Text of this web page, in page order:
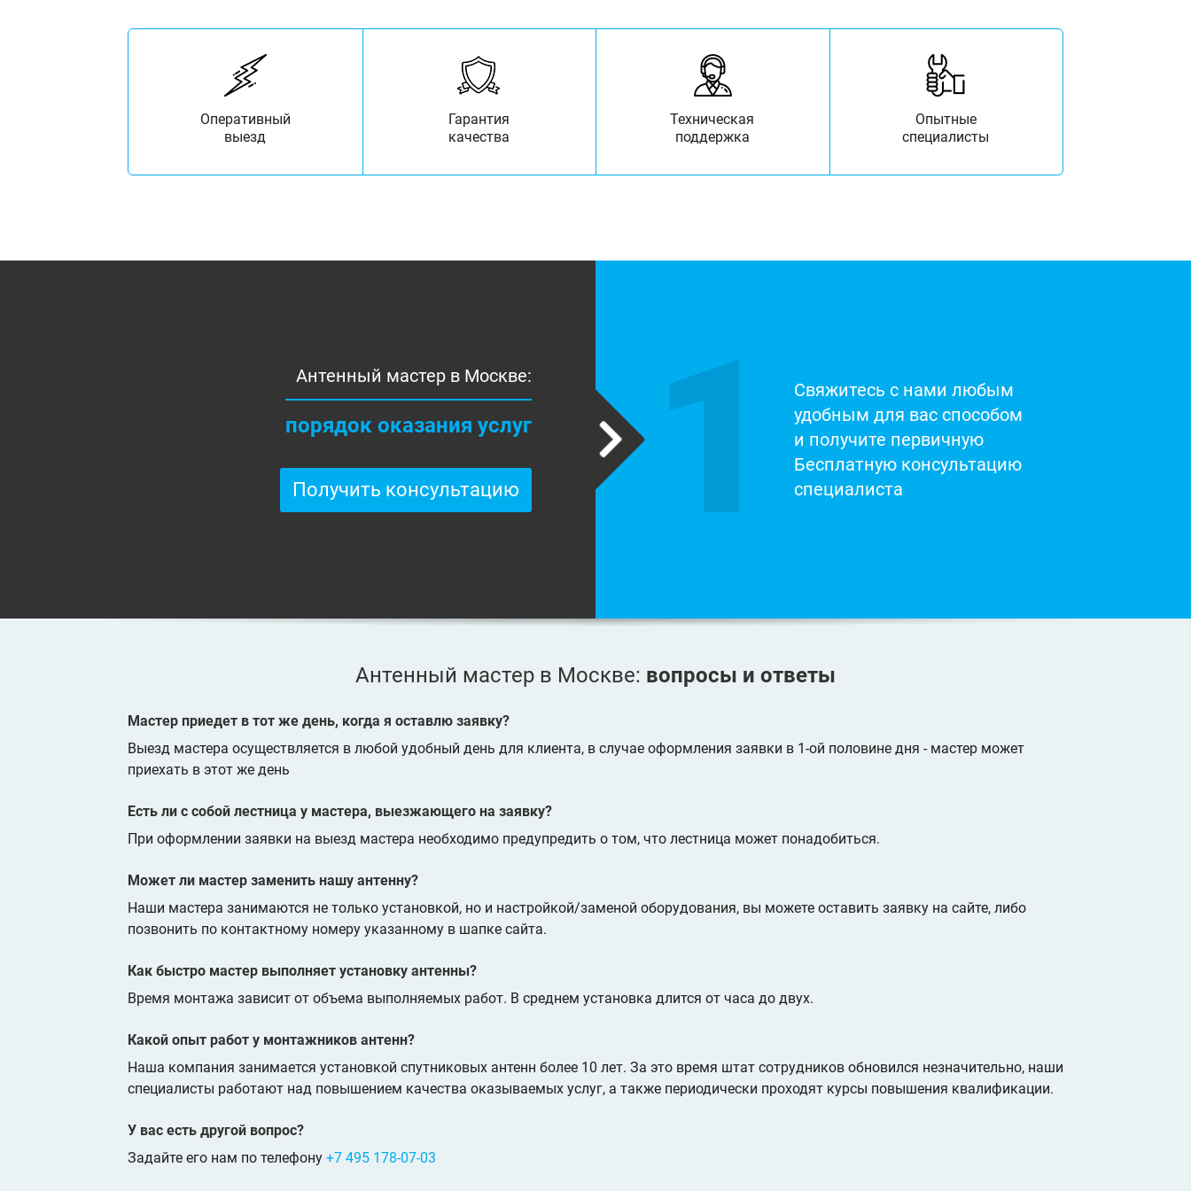
Оперативный
выезд
Гарантия
качества
Техническая
поддержка
Опытные
специалисты
Антенный мастер в Москве:
порядок оказания услуг
Получить консультацию 1
Свяжитесь с нами любым
удобным для вас способом
и получите первичную
Бесплатную консультацию
специалиста
Антенный мастер в Москве: вопросы и ответы
Мастер приедет в тот же день, когда я оставлю заявку?
Выезд мастера осуществляется в любой удобный день для клиента, в случае оформления заявки в 1-ой половине дня - мастер может
приехать в этот же день
Есть ли с собой лестница у мастера, выезжающего на заявку?
При оформлении заявки на выезд мастера необходимо предупредить о том, что лестница может понадобиться.
Может ли мастер заменить нашу антенну?
Наши мастера занимаются не только установкой, но и настройкой/заменой оборудования, вы можете оставить заявку на сайте, либо
позвонить по контактному номеру указанному в шапке сайта.
Как быстро мастер выполняет установку антенны?
Время монтажа зависит от объема выполняемых работ. В среднем установка длится от часа до двух.
Какой опыт работ у монтажников антенн?
Наша компания занимается установкой спутниковых антенн более 10 лет. За это время штат сотрудников обновился незначительно, наши
специалисты работают над повышением качества оказываемых услуг, а также периодически проходят курсы повышения квалификации.
У вас есть другой вопрос?
Задайте его нам по телефону +7 495 178-07-03